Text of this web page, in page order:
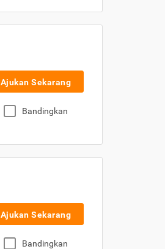
Ajukan Sekarang
Bandingkan
Ajukan Sekarang
Bandingkan